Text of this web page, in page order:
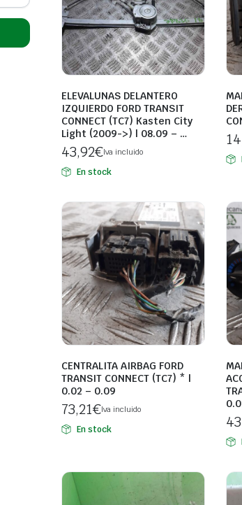
ELEVALUNAS DELANTERO
IZQUIERDO FORD TRANSIT
CONNECT (TC7) Kasten City
Light (2009->) | 08.09 – …
43,92€Iva incluido
En stock
CENTRALITA AIRBAG FORD
TRANSIT CONNECT (TC7) * |
0.02 – 0.09
73,21€Iva incluido
En stock